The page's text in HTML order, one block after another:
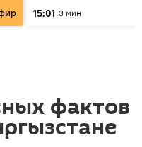
15:01 3 мин
фактов